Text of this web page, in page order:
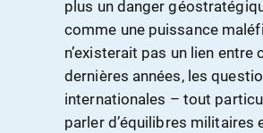
plus un danger
comme une puissance
n’existerait pas un lien entre
dernières années, les
internationales – tout
parler d’équilibres militaires